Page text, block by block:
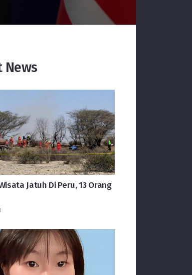
News
Jatuh Di Peru, 13 Orang